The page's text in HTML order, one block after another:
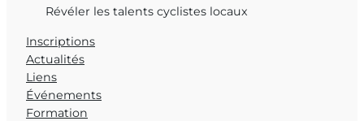
Révéler les talents cyclistes locaux
Inscriptions
Actualités
Liens
Événements
Formation